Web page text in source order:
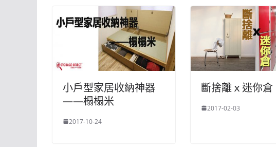
小戶型家居收納神器
——榻榻米
2017-10-24
斷捨離ｘ迷你倉
2017-02-03